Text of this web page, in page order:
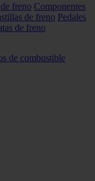
freno Componentes
de freno Pedales
de freno
de combustible